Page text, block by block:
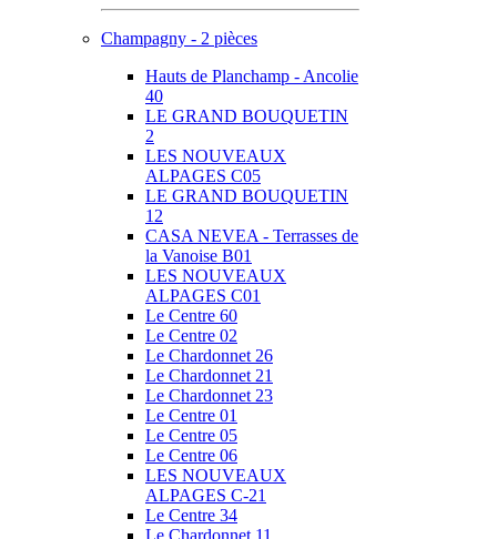
Champagny - 2 pièces
Hauts de Planchamp - Ancolie
40
LE GRAND BOUQUETIN
2
LES NOUVEAUX
ALPAGES C05
LE GRAND BOUQUETIN
12
CASA NEVEA - Terrasses de
la Vanoise B01
LES NOUVEAUX
ALPAGES C01
Le Centre 60
Le Centre 02
Le Chardonnet 26
Le Chardonnet 21
Le Chardonnet 23
Le Centre 01
Le Centre 05
Le Centre 06
LES NOUVEAUX
ALPAGES C-21
Le Centre 34
Le Chardonnet 11